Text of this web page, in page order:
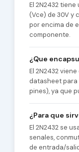
El 2N2432
(Vce) de 30V y
por encima de
componente.
¿Que
El 2N2432
datasheet para
pines), ya que
¿Para que
El 2N2432 se
senales,
de entrada/